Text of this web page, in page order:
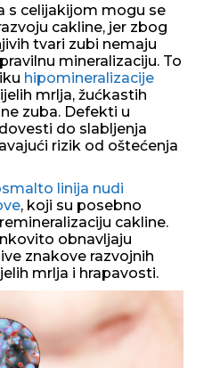
s celijakijom mogu se
cakline, jer zbog
tvari zubi nemaju
mineralizaciju. To
hipomineralizacije
mrlja, žućkastih
zuba. Defekti u
do slabljenja
rizik od oštećenja
linija nudi
, koji su posebno
cakline.
obnavljaju
znakove razvojnih
mrlja i hrapavosti.